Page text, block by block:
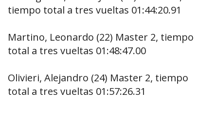
tiempo total a tres vueltas 01:44:20.91
Martino, Leonardo (22) Master 2, tiempo
total a tres vueltas 01:48:47.00
Olivieri, Alejandro (24) Master 2, tiempo
total a tres vueltas 01:57:26.31